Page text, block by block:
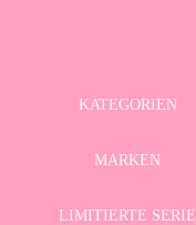
KATEGORIEN
MARKEN
LIMITIERTE SERIE